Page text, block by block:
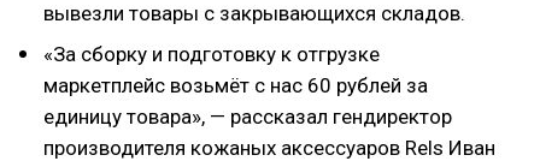
вывезли товары с закрывающихся складов.
«За сборку и подготовку к отгрузке
маркетплейс возьмёт с нас 60 рублей за
единицу товара», — рассказал гендиректор
производителя кожаных аксессуаров Rels Иван